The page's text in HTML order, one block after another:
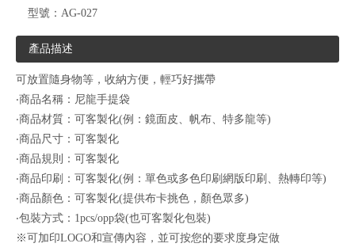
型號： AG-027
產品描述
可放置隨身物等，收納方便，輕巧好攜帶
‧商品名稱：尼龍手提袋
‧商品材質：可客製化(例：鏡面皮、帆布、特多龍等)
‧商品尺寸：可客製化
‧商品規則：可客製化
‧商品印刷：可客製化(例：單色或多色印刷網版印刷、熱轉印等)
‧商品顏色：可客製化(提供布卡挑色，顏色眾多)
‧包裝方式：1pcs/opp袋(也可客製化包裝)
※可加印LOGO和宣傳內容，並可按您的要求度身定做